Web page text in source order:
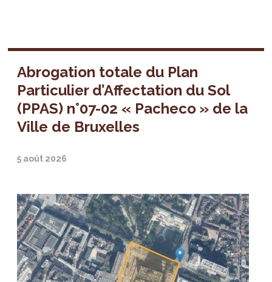
Abrogation totale du Plan
Particulier d’Affectation du Sol
(PPAS) n°07-02 « Pacheco » de la
Ville de Bruxelles
5 août 2026